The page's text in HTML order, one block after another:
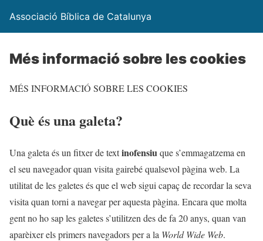
Associació Bíblica de Catalunya
Més informació sobre les cookies
MÉS INFORMACIÓ SOBRE LES COOKIES
Què és una galeta?
Una galeta és un fitxer de textinofensiuque s’emmagatzema en
el seu navegador quan visita gairebé qualsevol pàgina web. La
utilitat de les galetes és que el web sigui capaç de recordar la seva
visita quan torni a navegar per aquesta pàgina. Encara que molta
gent no ho sap les galetes s’utilitzen des de fa 20 anys, quan van
aparèixer els primers navegadors per a la World Wide Web.